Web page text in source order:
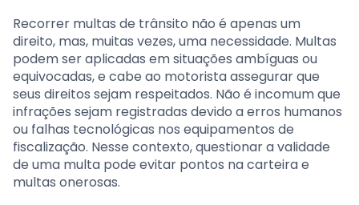
Recorrer multas de trânsito não é apenas um
direito, mas, muitas vezes, uma necessidade. Multas
podem ser aplicadas em situações ambíguas ou
equivocadas, e cabe ao motorista assegurar que
seus direitos sejam respeitados. Não é incomum que
infrações sejam registradas devido a erros humanos
ou falhas tecnológicas nos equipamentos de
fiscalização. Nesse contexto, questionar a validade
de uma multa pode evitar pontos na carteira e
multas onerosas.